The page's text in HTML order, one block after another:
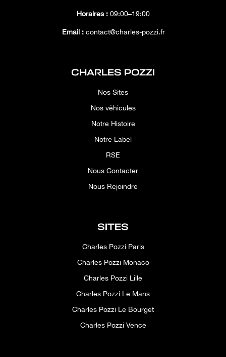
Horaires : 09:00–19:00
Email :contact@charles-pozzi.fr
CHARLES POZZI
Nos Sites
Nos véhicules
Notre Histoire
Notre Label
RSE
Nous Contacter
Nous Rejoindre
SITES
Charles Pozzi Paris
Charles Pozzi Monaco
Charles Pozzi Lille
Charles Pozzi Le Mans
Charles Pozzi Le Bourget
Charles Pozzi Vence